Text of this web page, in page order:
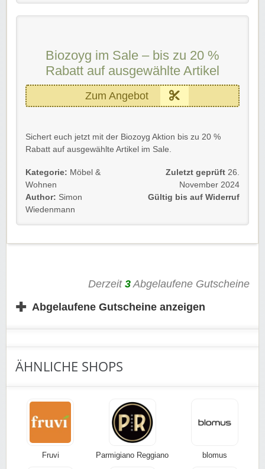
Einfach unserem Link folgen und profitieren. Der
Versand wird dann automatisch abgezogen.
Shoppen, Stöbern & Sparen!
Biozoyg im Sale – bis zu 20 %
Rabatt auf ausgewählte Artikel
Zum Angebot
Sichert euch jetzt mit der Biozoyg Aktion bis zu 20 %
Rabatt auf ausgewählte Artikel im Sale.
Gültig für Neu- und Bestandskunden.
Viel Spaß beim Sparen!
Kategorie: Möbel &
Wohnen
Author: Simon
Wiedenmann
Zuletzt geprüft 26.
November 2024
Gültig bis auf Widerruf
Derzeit 3 Abgelaufene Gutscheine
✚ Abgelaufene Gutscheine anzeigen
ÄHNLICHE SHOPS
Fruvi Parmigiano Reggiano blomus